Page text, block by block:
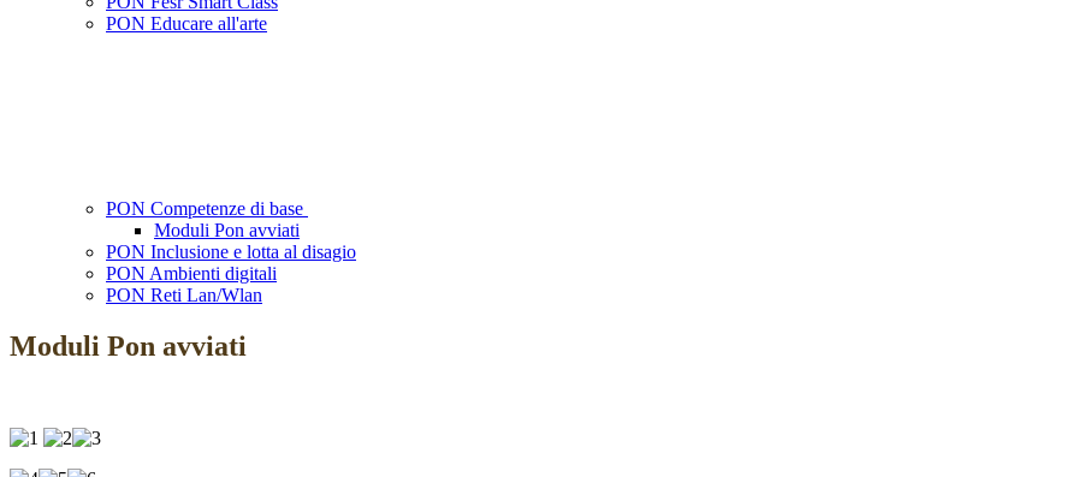
PON Educare all'arte
PON Competenze di base
Moduli Pon avviati
PON Inclusione e lotta al disagio
PON Ambienti digitali
PON Reti Lan/Wlan
Moduli Pon avviati